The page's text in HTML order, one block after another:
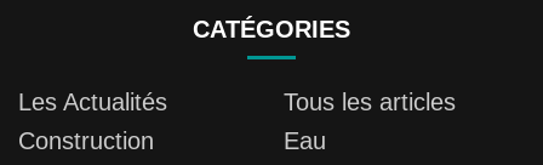
CATÉGORIES
Les Actualités
Tous les articles
Construction
Eau